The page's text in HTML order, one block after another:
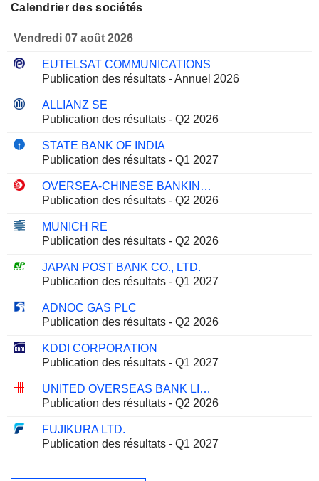
Calendrier des sociétés
Vendredi 07 août 2026
EUTELSAT COMMUNICATIONS
Publication des résultats - Annuel 2026
ALLIANZ SE
Publication des résultats - Q2 2026
STATE BANK OF INDIA
Publication des résultats - Q1 2027
OVERSEA-CHINESE BANKING CORPORATION LIMITED
Publication des résultats - Q2 2026
MUNICH RE
Publication des résultats - Q2 2026
JAPAN POST BANK CO., LTD.
Publication des résultats - Q1 2027
ADNOC GAS PLC
Publication des résultats - Q2 2026
KDDI CORPORATION
Publication des résultats - Q1 2027
UNITED OVERSEAS BANK LIMITED
Publication des résultats - Q2 2026
FUJIKURA LTD.
Publication des résultats - Q1 2027